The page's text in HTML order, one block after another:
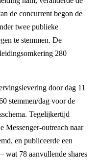
de concurrent begon de
twee publieke
te stemmen. De
280
door dag 11
stemmen/dag voor de
Tegelijkertijd
Messenger-outreach naar
en publiceerde een
wat 78 aanvullende shares